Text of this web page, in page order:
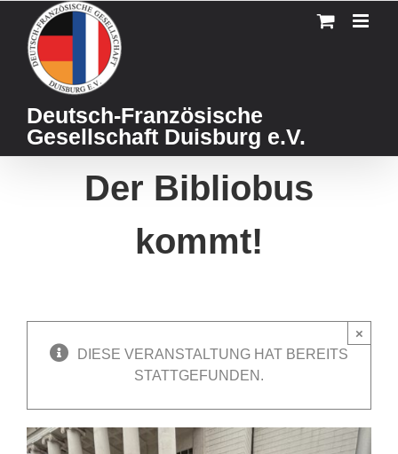
content
Deutsch-Französische
Gesellschaft Duisburg e.V.
Der Bibliobus
kommt!
DIESE VERANSTALTUNG HAT BEREITS
STATTGEFUNDEN.
×